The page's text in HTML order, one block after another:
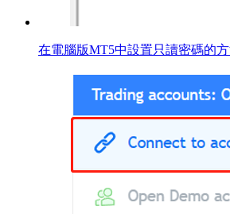
在電腦版MT5中設置只讀密碼的